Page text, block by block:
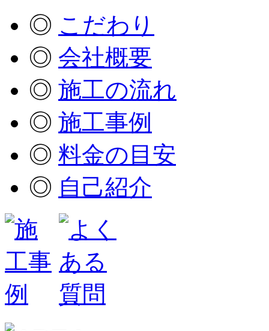
◎ こだわり
◎ 会社概要
◎ 施工の流れ
◎ 施工事例
◎ 料金の目安
◎ 自己紹介